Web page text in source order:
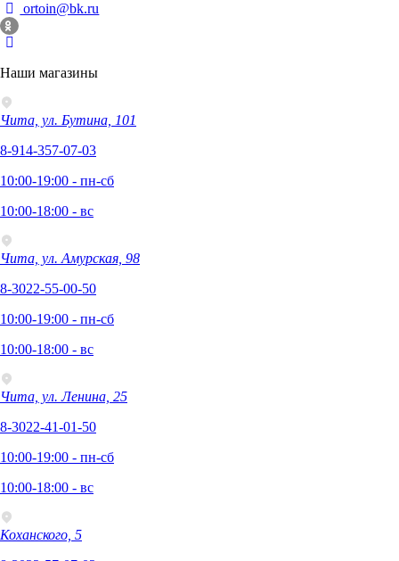
ortoin@bk.ru
Наши магазины
Чита, ул. Бутина, 101
8-914-357-07-03
10:00-19:00 - пн-сб
10:00-18:00 - вс
Чита, ул. Амурская, 98
8-3022-55-00-50
10:00-19:00 - пн-сб
10:00-18:00 - вс
Чита, ул. Ленина, 25
8-3022-41-01-50
10:00-19:00 - пн-сб
10:00-18:00 - вс
Коханского, 5